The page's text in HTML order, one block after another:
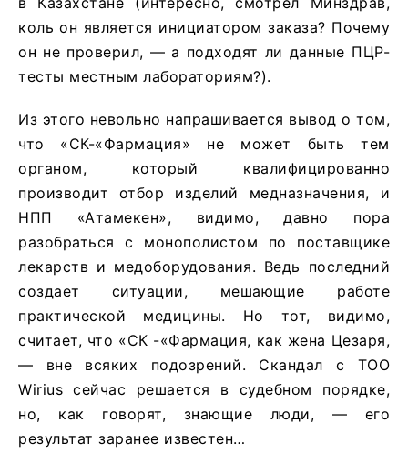
коль он является инициатором заказа? Почему
он не проверил, — а подходят ли данные ПЦР-
тесты местным лабораториям?).
Из этого невольно напрашивается вывод о том,
что «СК-«Фармация» не может быть тем
органом, который квалифицированно
производит отбор изделий медназначения, и
НПП «Атамекен», видимо, давно пора
разобраться с монополистом по поставщике
лекарств и медоборудования. Ведь последний
создает ситуации, мешающие работе
практической медицины. Но тот, видимо,
считает, что «СК -«Фармация, как жена Цезаря,
— вне всяких подозрений. Скандал с ТОО
Wirius сейчас решается в судебном порядке,
но, как говорят, знающие люди, — его
результат заранее известен…